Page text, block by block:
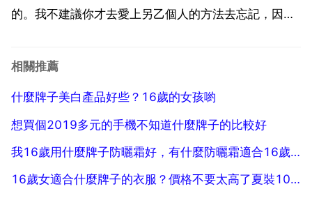
的。我不建議你才去愛上另乙個人的方法去忘記，因為
受的。你現在想忘記，這是幾乎不可能的，除非你失憶
相關推薦
什麼牌子美白產品好些？16歲的女孩喲
想買個2019多元的手機不知道什麼牌子的比較好
我16歲用什麼牌子防曬霜好，有什麼防曬霜適合16歲的女生
16歲女適合什麼牌子的衣服？價格不要太高了夏裝100 200左右最好